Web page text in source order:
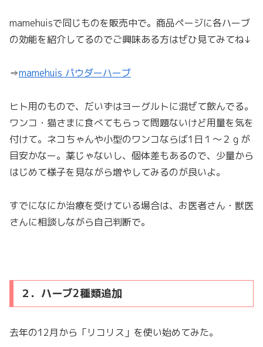
mamehuisで同じものを販売中で。商品ページに各ハーブ
の効能を紹介してるのでご興味ある方はぜひ見てみてね↓
⇒mamehuis パウダーハーブ
ヒト用のもので、だいずはヨーグルトに混ぜて飲んでる。
ワンコ・猫さまに食べてもらって問題ないけど用量を気を
付けて。ネコちゃんや小型のワンコならば1日１～２ｇが
目安かなー。薬じゃないし、個体差もあるので、少量から
はじめて様子を見ながら増やしてみるのが良いよ。
すでになにか治療を受けている場合は、お医者さん・獣医
さんに相談しながら自己判断で。
２．ハーブ2種類追加
去年の12月から「リコリス」を使い始めてみた。